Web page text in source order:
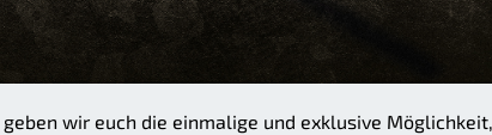
geben wir euch die einmalige und exklusive